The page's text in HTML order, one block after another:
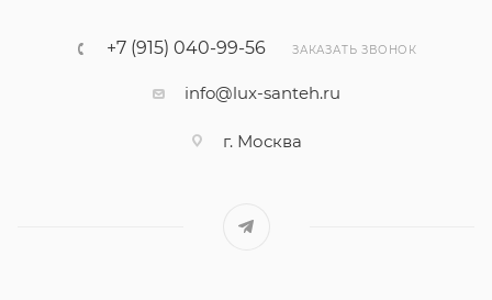
+7 (915) 040-99-56 ЗАКАЗАТЬ ЗВОНОК
info@lux-santeh.ru
г. Москва